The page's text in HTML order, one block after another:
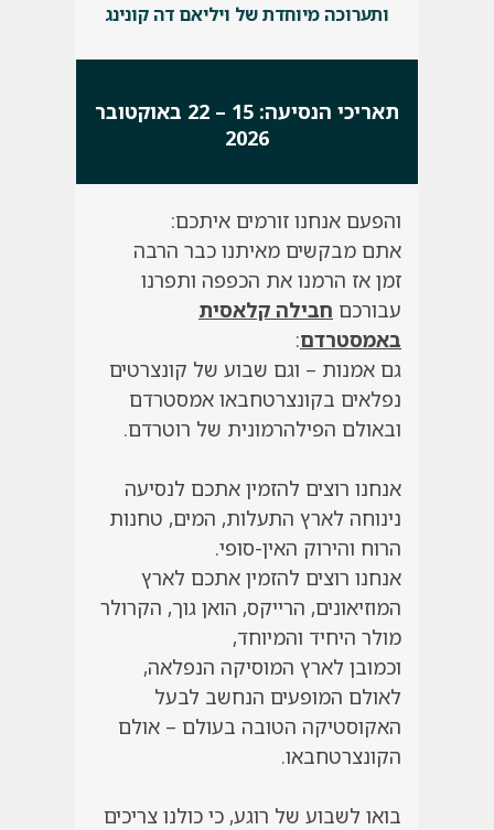
ותערוכה מיוחדת של ויליאם דה קונינג
תאריכי הנסיעה: 15 – 22 באוקטובר
2026
והפעם אנחנו זורמים איתכם:
אתם מבקשים מאיתנו כבר הרבה
זמן אז הרמנו את הכפפה ותפרנו
עבורכם חבילה קלאסית
באמסטרדם:
גם אמנות – וגם שבוע של קונצרטים
נפלאים בקונצרטחבאו אמסטרדם
ובאולם הפילהרמונית של רוטרדם.
אנחנו רוצים להזמין אתכם לנסיעה
נינוחה לארץ התעלות, המים, טחנות
הרוח והירוק האין-סופי.
אנחנו רוצים להזמין אתכם לארץ
המוזיאונים, הרייקס, הואן גוך, הקרולר
מולר היחיד והמיוחד,
וכמובן לארץ המוסיקה הנפלאה,
לאולם המופעים הנחשב לבעל
האקוסטיקה הטובה בעולם – אולם
הקונצרטחבאו.
בואו לשבוע של רוגע, כי כולנו צריכים